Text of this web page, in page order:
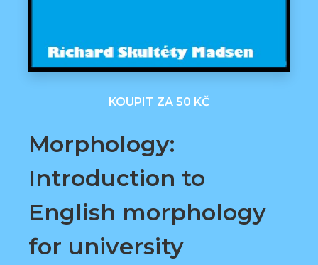
KOUPIT ZA 50 KČ
Morphology:
Introduction to
English morphology
for university